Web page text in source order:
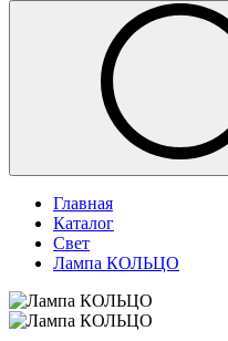
Главная
Каталог
Свет
Лампа КОЛЬЦО